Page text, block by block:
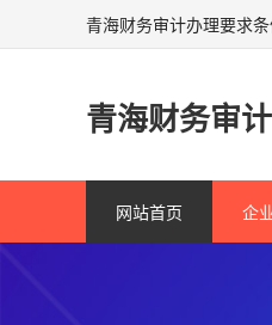
青海财务审计办理要求
青海财务审计
网站首页 企